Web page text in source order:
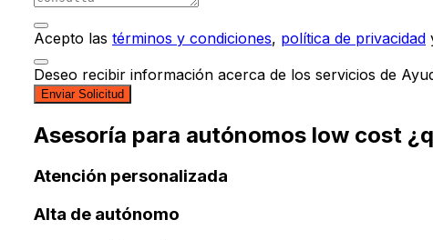
Acepto las términos y condiciones, política de privacidad
Deseo recibir información acerca de los servicios de
Enviar Solicitud
Asesoría para autónomos low cost
Atención personalizada
Alta de autónomo